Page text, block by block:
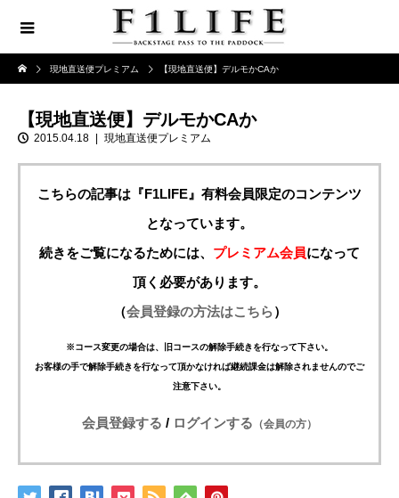
現地直送便プレミアム 【現地直送便】デルモかCAか
【現地直送便】デルモかCAか
2015.04.18 現地直送便プレミアム
こちらの記事は『F1LIFE』有料会員限定のコンテンツ
となっています。
続きをご覧になるためには、 プレミアム会員になって
頂く必要があります。
（会員登録の方法はこちら）
※コース変更の場合は、旧コースの解除手続きを行なって下さい。
お客様の手で解除手続きを行なって頂かなければ継続課金は解除されませんのでご
注意下さい。
会員登録する / ログインする （会員の方）